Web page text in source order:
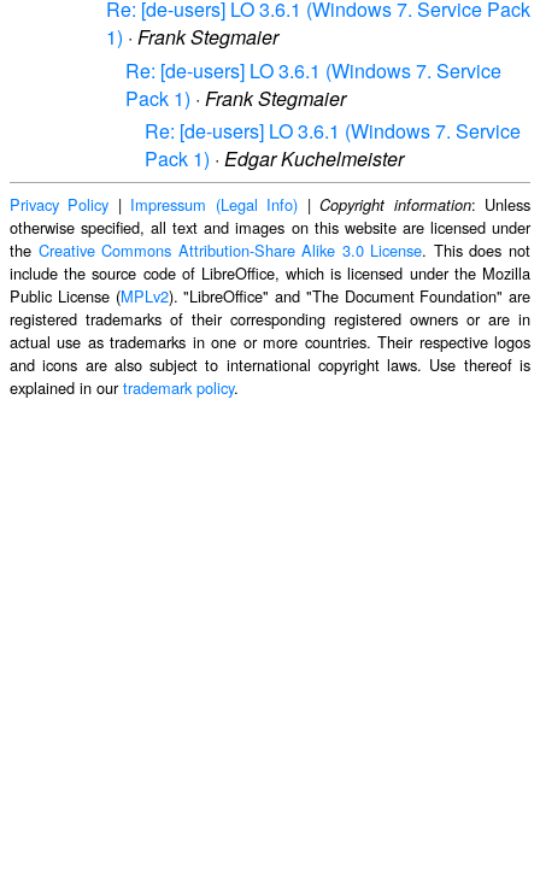
Re: [de-users] LO 3.6.1 (Windows 7. Service Pack
1) · Frank Stegmaier
Re: [de-users] LO 3.6.1 (Windows 7. Service
Pack 1) · Frank Stegmaier
Re: [de-users] LO 3.6.1 (Windows 7. Service
Pack 1) · Edgar Kuchelmeister
Privacy Policy | Impressum (Legal Info) |Copyright information: Unless
otherwise specified, all text and images on this website are licensed under
the Creative Commons Attribution-Share Alike 3.0 License. This does not
include the source code of LibreOffice, which is licensed under the Mozilla
Public License (MPLv2). "LibreOffice" and "The Document Foundation" are
registered trademarks of their corresponding registered owners or are in
actual use as trademarks in one or more countries. Their respective logos
and icons are also subject to international copyright laws. Use thereof is
explained in ourtrademark policy.